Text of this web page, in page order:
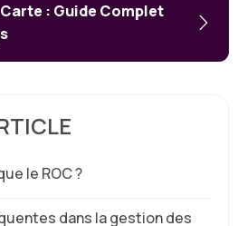
: Guide Complet
le ROC ?
dans la gestion des